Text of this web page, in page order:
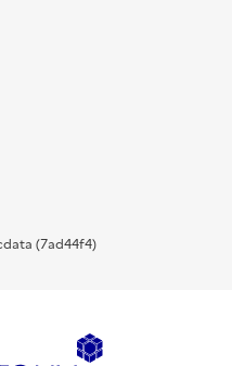
(7ad44f4)